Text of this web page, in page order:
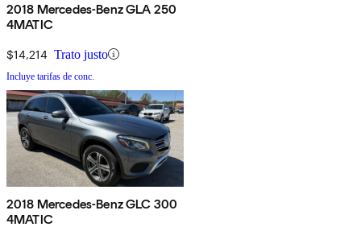
2018 Mercedes-Benz GLA 250
4MATIC
$14,214 Trato justo
Incluye tarifas de conc.
2018 Mercedes-Benz GLC 300
4MATIC